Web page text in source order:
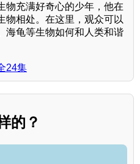
物充满好奇心的少年，他在
物相处。在这里，观众可以
海龟等生物如何和人类和谐
24集
的？